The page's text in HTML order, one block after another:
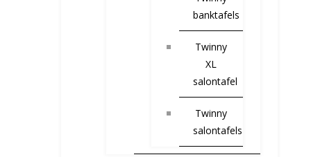
banktafels
Twinny
XL
salontafel
Twinny
salontafels